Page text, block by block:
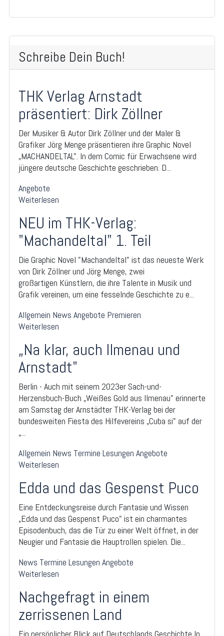
Schreibe Dein Buch!
THK Verlag Arnstadt
präsentiert: Dirk Zöllner
Der Musiker & Autor Dirk Zöllner und der Maler &
Grafiker Jörg Menge präsentieren ihre Graphic Novel
„MACHANDELTAL". In dem Comic für Erwachsene wird
jüngere deutsche Geschichte geschrieben. D...
Angebote
Weiterlesen
NEU im THK-Verlag:
"Machandeltal" 1. Teil
Die Graphic Novel "Machandeltal" ist das neueste Werk
von Dirk Zöllner und Jörg Menge, zwei
großartigen Künstlern, die ihre Talente in Musik und
Grafik vereinen, um eine fesselnde Geschichte zu e...
Allgemein News Angebote Premieren
Weiterlesen
„Na klar, auch Ilmenau und
Arnstadt"
Berlin - Auch mit seinem 2023er Sach-und-
Herzensbuch-Buch „Weißes Gold aus Ilmenau" erinnerte
am Samstag der Arnstädter THK-Verlag bei der
bundesweiten Fiesta des Hilfevereins „Cuba si" auf der
„...
Allgemein News Termine Lesungen Angebote
Weiterlesen
Edda und das Gespenst Puco
Eine Entdeckungsreise durch Fantasie und Wissen
„Edda und das Gespenst Puco" ist ein charmantes
Episodenbuch, das die Tür zu einer Welt öffnet, in der
Neugier und Fantasie die Hauptrollen spielen. Die...
News Termine Lesungen Angebote
Weiterlesen
Nachgefragt in einem
zerrissenen Land